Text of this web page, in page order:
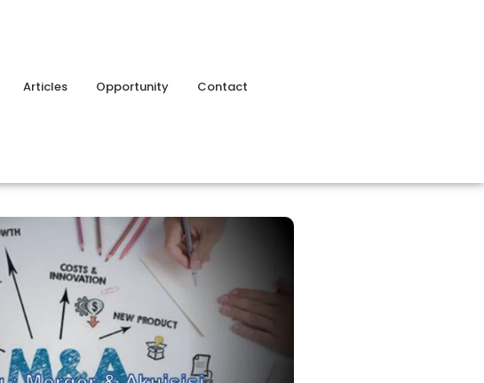
Articles Opportunity Contact